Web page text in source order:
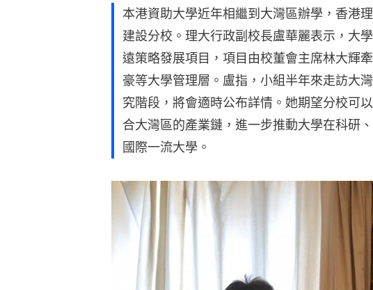
本港資助大學近年相繼到大灣區辦學，香港
建設分校。理大行政副校長盧華麗表示，大
遠策略發展項目，項目由校董會主席林大輝
豪等大學管理層。盧指，小組半年來走訪大
究階段，將會適時公布詳情。她期望分校可
合大灣區的產業鏈，進一步推動大學在科研
國際一流大學。